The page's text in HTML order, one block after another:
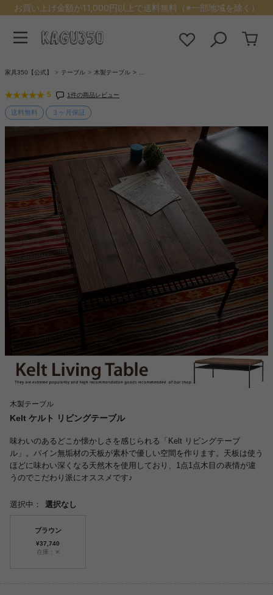
お買い上げ金額が11,000円以上で送料無料（※一部地域を除く）
家具350【公式】 テーブル 木製テーブル
5 1件の商品レビュー
送料無料 ３ヶ月保証
木製テーブル
Kelt ケルト リビングテーブル
味わいのあるどこか懐かしさを感じられる「Kelt リビングテーブ
ル」。パイン無垢材の天板が素朴で優しい空間を作ります。天板は使う
ほどに味わい深くなる天然木を使用しており、1点1点木目の表情が違
うのでこだわり派にオススメです♪
選択中： 選択なし
ブラウン
¥37,740
在庫：✕